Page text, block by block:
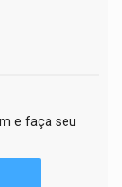
e faça seu